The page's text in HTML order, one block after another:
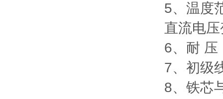
5、温度
直流电
6、耐
7、初级
8、铁芯